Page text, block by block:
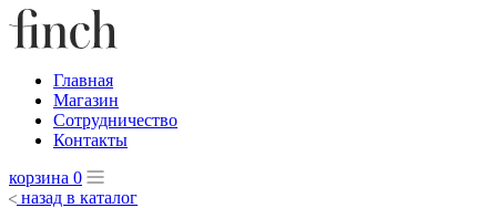
Главная
Магазин
Сотрудничество
Контакты
корзина 0
назад в каталог